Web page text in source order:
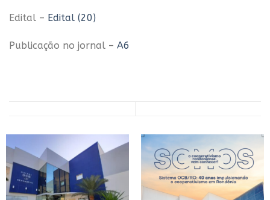
Edital – Edital (20)
Publicação no jornal – A6